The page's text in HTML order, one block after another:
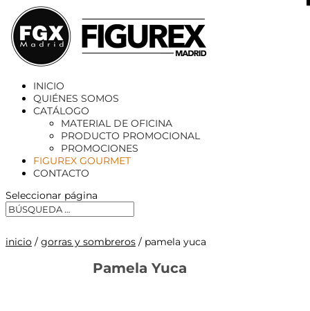
INICIO
QUIÉNES SOMOS
CATÁLOGO
MATERIAL DE OFICINA
PRODUCTO PROMOCIONAL
PROMOCIONES
FIGUREX GOURMET
CONTACTO
Seleccionar página
inicio / gorras y sombreros / pamela yuca
Pamela Yuca